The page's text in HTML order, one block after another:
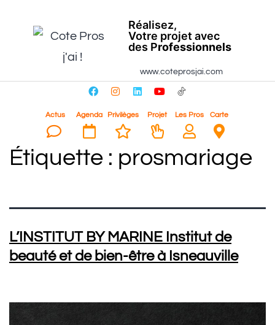
Réalisez,
Votre projet avec
des Professionnels
www.coteprosjai.com
Actus Agenda Privilèges Projet Les Pros Carte
Étiquette : prosmariage
L’INSTITUT BY MARINE Institut de
beauté et de bien-être à Isneauville